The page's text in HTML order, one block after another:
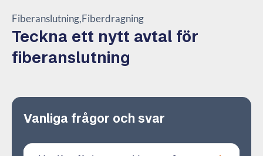
Fiberanslutning Fiberdragning
Teckna ett nytt avtal för
fiberanslutning
Vanliga frågor och svar